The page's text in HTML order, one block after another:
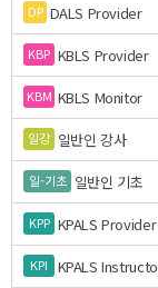
DP DALS Provider
KBP KBLS Provider
KBM KBLS Monitor
일강 일반인 강사
일-기초 일반인 기초
KPP KPALS Provider
KPI KPALS